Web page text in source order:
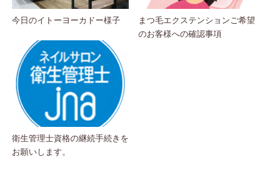
今日のイトーヨーカドー様子
まつ毛エクステンションご希望
のお客様への確認事項
衛生管理士資格の継続手続きを
お願いします。